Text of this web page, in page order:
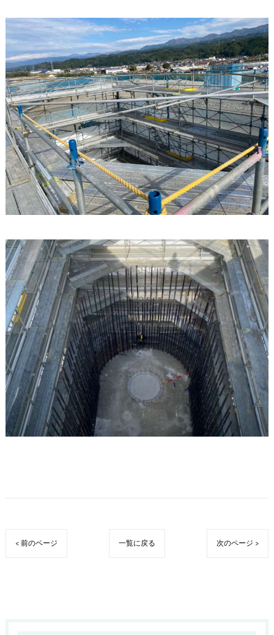
< 前のページ 一覧に戻る 次のページ >